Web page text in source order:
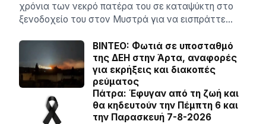
χρόνια των νεκρό πατέρα του σε καταψύκτη στο
ξενοδοχείο του στον Μυστρά για να εισπράττε…
BINTEO: Φωτιά σε υποσταθμό
της ΔΕΗ στην Άρτα, αναφορές
για εκρήξεις και διακοπές
ρεύματος
Πάτρα: Έφυγαν από τη ζωή και
θα κηδευτούν την Πέμπτη 6 και
την Παρασκευή 7-8-2026